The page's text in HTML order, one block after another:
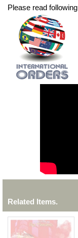
Please read
Related Items.